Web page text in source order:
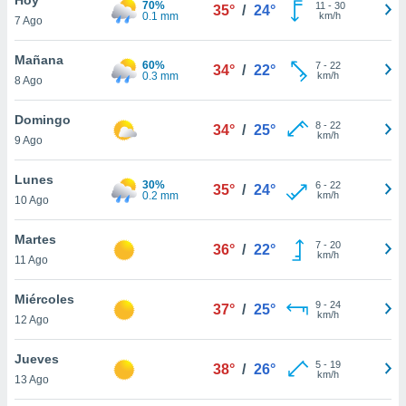
y
en
más
de
7 Ago
70%
0.1 mm
35° / 24° 11 - 30
km/h
Mañana
8 Ago
60%
0.3 mm
34° / 22° 7- 22
km/h
Domingo
9 Ago
34° / 25° 8- 22
km/h
Lunes
10 Ago
30%
0.2 mm
35° / 24° 6- 22
km/h
Martes
11 Ago
36° / 22° 7- 20
km/h
Miércoles
12 Ago
37° / 25° 9- 24
km/h
Jueves
13 Ago
38° / 26° 5- 19
km/h